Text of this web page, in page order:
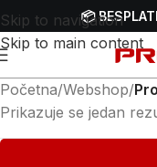
Skip to navigation
Skip to main content
📦
Početna/Webshop/
Prikazuje se jedan